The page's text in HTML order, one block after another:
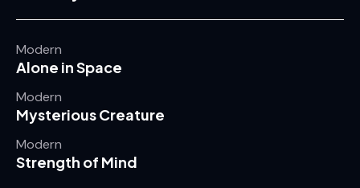
Modern
Alone in Space
Modern
Mysterious Creature
Modern
Strength of Mind